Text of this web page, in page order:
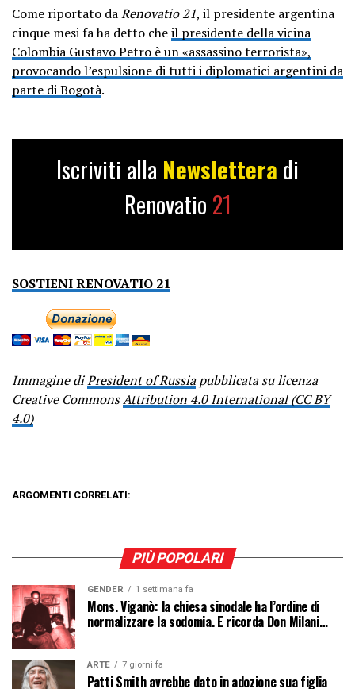
Come riportato daRenovatio 21, il presidente argentina
cinque mesi fa ha detto cheil presidente della vicina
Colombia Gustavo Petro è un «assassino terrorista»,
provocando l’espulsione di tutti i diplomatici argentini da
parte di Bogotà.
Iscriviti alla Newslettera di
Renovatio 21
SOSTIENI RENOVATIO 21
Immagine diPresident of Russiapubblicata su licenza
Creative CommonsAttribution 4.0 International (CC BY
4.0)
ARGOMENTI CORRELATI:
PIÙ POPOLARI
GENDER 1 settimana fa
Mons. Viganò: la chiesa sinodale ha l’ordine di
normalizzare la sodomia. E ricorda Don Milani…
ARTE 7 giorni fa
Patti Smith avrebbe dato in adozione sua figlia